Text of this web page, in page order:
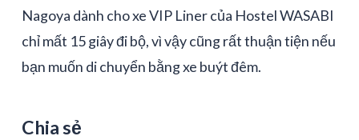
Nagoya dành cho xe VIP Liner của Hostel WASABI
chỉ mất 15 giây đi bộ, vì vậy cũng rất thuận tiện nếu
bạn muốn di chuyển bằng xe buýt đêm.
Chia sẻ